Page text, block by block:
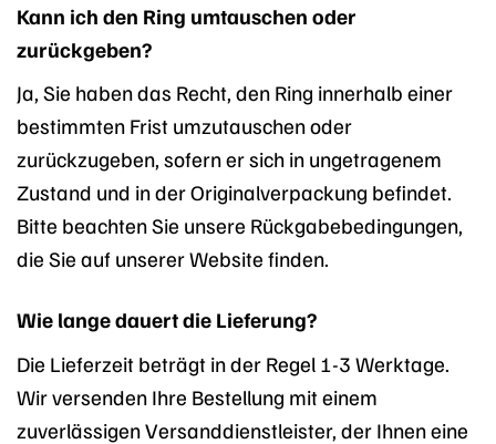
Kann ich den Ring umtauschen oder
zurückgeben?
Ja, Sie haben das Recht, den Ring innerhalb einer
bestimmten Frist umzutauschen oder
zurückzugeben, sofern er sich in ungetragenem
Zustand und in der Originalverpackung befindet.
Bitte beachten Sie unsere Rückgabebedingungen,
die Sie auf unserer Website finden.
Wie lange dauert die Lieferung?
Die Lieferzeit beträgt in der Regel 1-3 Werktage.
Wir versenden Ihre Bestellung mit einem
zuverlässigen Versanddienstleister, der Ihnen eine